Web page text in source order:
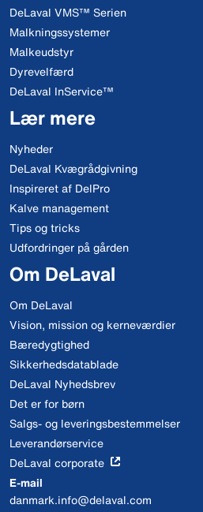
DeLaval VMS™ Serien
Malkningssystemer
Malkeudstyr
Dyrevelfærd
DeLaval InService™
Lær mere
Nyheder
DeLaval Kvægrådgivning
Inspireret af DelPro
Kalve management
Tips og tricks
Udfordringer på gården
Om DeLaval
Om DeLaval
Vision, mission og kerneværdier
Bæredygtighed
Sikkerhedsdatablade
DeLaval Nyhedsbrev
Det er for børn
Salgs- og leveringsbestemmelser
Leverandørservice
DeLaval corporate
E-mail
danmark.info@delaval.com